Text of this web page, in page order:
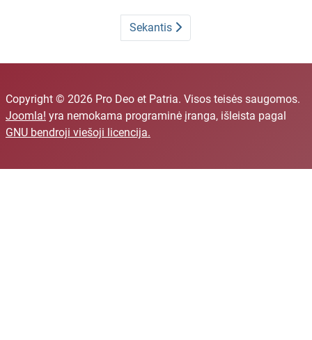
autoriaus
kelionė:
Knyga yra
Sekantis
Copyright © 2026 Pro Deo et Patria. Visos teisės saugomos.
Joomla! yra nemokama programinė įranga, išleista pagal
GNU bendroji viešoji licencija.